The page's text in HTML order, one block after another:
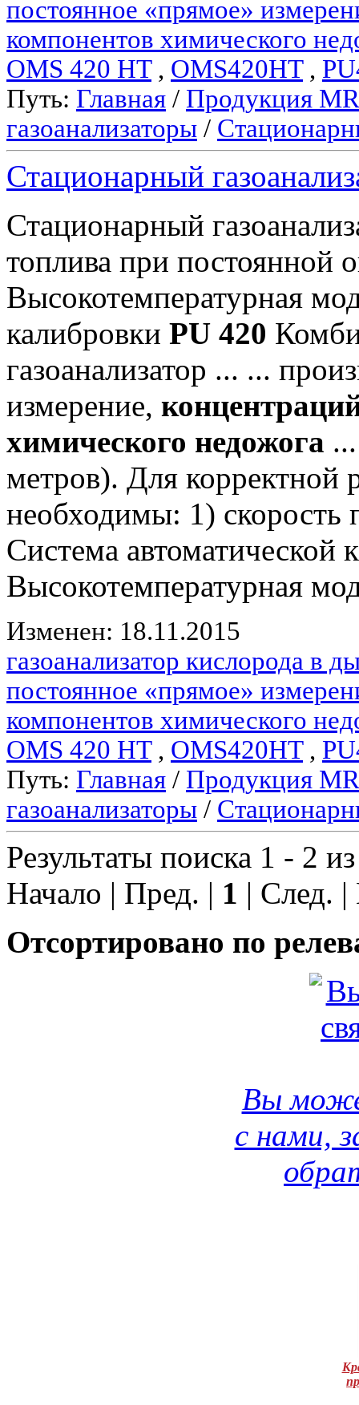
постоянное «прямое»
компонентов химического
OMS 420 HT, OMS420HT,
Путь: Главная / Продукция
газоанализаторы /
Стационарный
Стационарный
топлива при постоянной
Высокотемпературная
калибровки PU 420
газоанализатор ... ...
измерение,
химического недожога
метров). Для корректной
необходимы: 1) скорость
Система автоматической
Высокотемпературная
Изменен: 18.11.2015
газоанализатор кислорода в
постоянное «прямое»
компонентов химического
OMS 420 HT, OMS420HT,
Путь: Главная / Продукция
газоанализаторы /
Результаты поиска 1 - 2
Начало | Пред. | 1 | След.
Отсортировано по
Вы
с нами,